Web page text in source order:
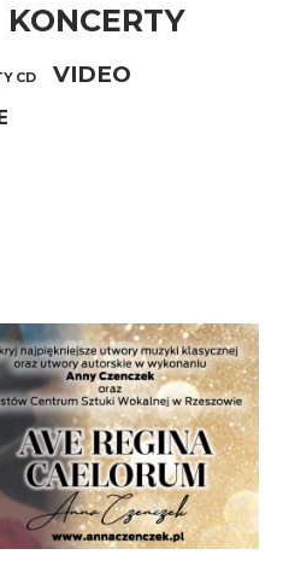
KONCERTY
CD VIDEO